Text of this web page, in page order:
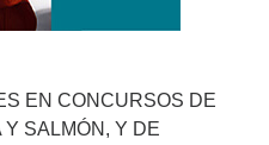
EN CONCURSOS DE
SALMÓN, Y DE